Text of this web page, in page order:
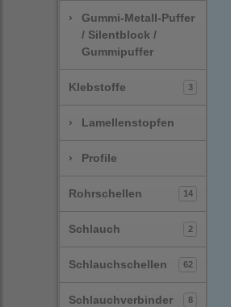
›
Gummi-Metall-Puffer
/ Silentblock /
Gummipuffer
Klebstoffe 3
› Lamellenstopfen
› Profile
Rohrschellen 14
Schlauch 2
Schlauchschellen 62
Schlauchverbinder 8